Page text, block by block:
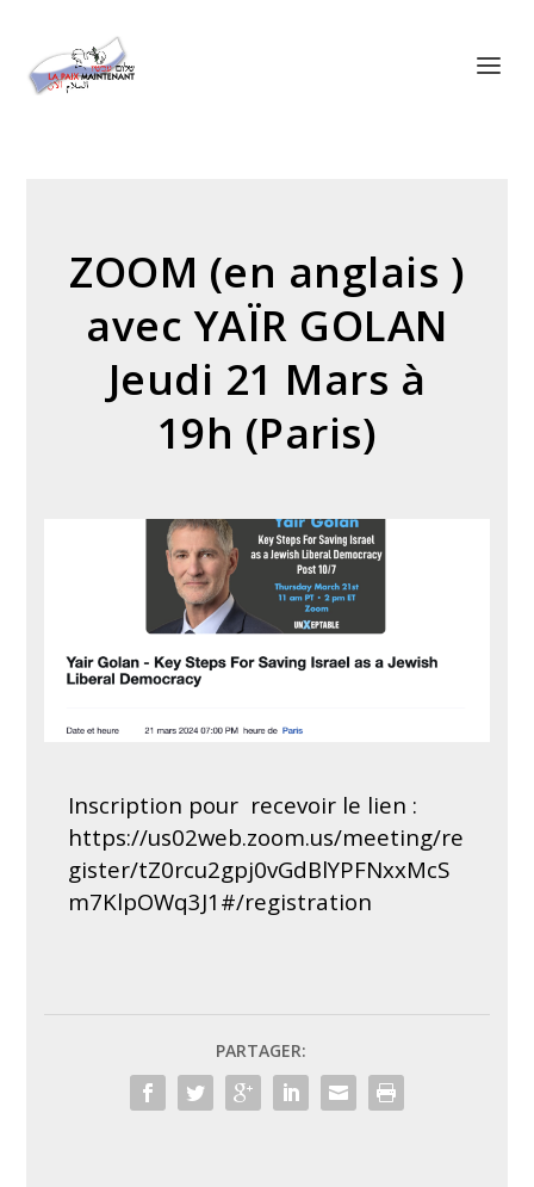
ZOOM (en anglais )
avec YAÏR GOLAN
Jeudi 21 Mars à
19h (Paris)
Inscription pour recevoir le lien :
https://us02web.zoom.us/meeting/re
gister/tZ0rcu2gpj0vGdBlYPFNxxMcS
m7KlpOWq3J1#/registration
PARTAGER: